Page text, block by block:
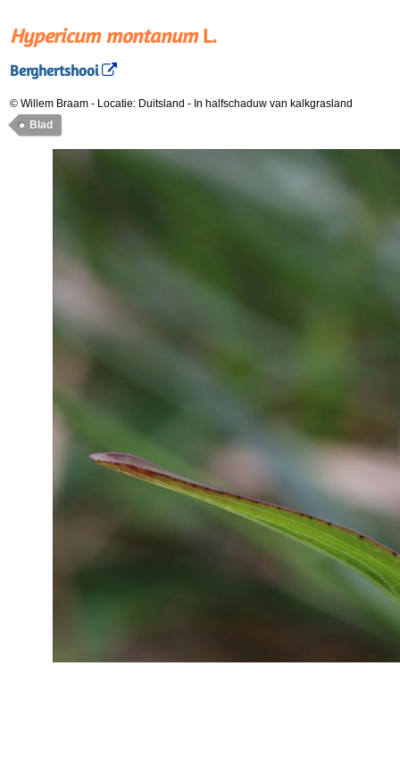
Hypericum montanumL.
Berghertshooi
© Willem Braam - Locatie: Duitsland - In halfschaduw van kalkgrasland
Blad